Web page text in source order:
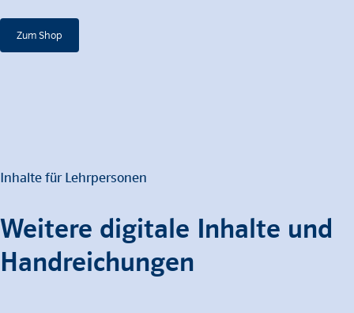
Zum Shop
Inhalte für Lehrpersonen
Weitere digitale Inhalte und
Handreichungen